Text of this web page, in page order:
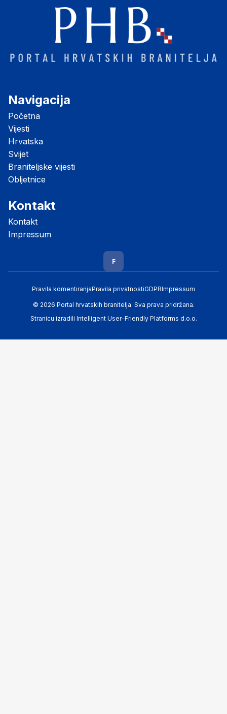
Navigacija
Početna
Vijesti
Hrvatska
Svijet
Braniteljske vijesti
Obljetnice
Kontakt
Kontakt
Impressum
F
Pravila komentiranjaPravila privatnostiGDPRImpressum
© 2026 Portal hrvatskih branitelja. Sva prava pridržana.
Stranicu izradili Intelligent User-Friendly Platforms d.o.o.